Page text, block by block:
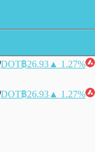
DOT฿26.93 ▲ 1.27%
DOT฿26.93 ▲ 1.27%